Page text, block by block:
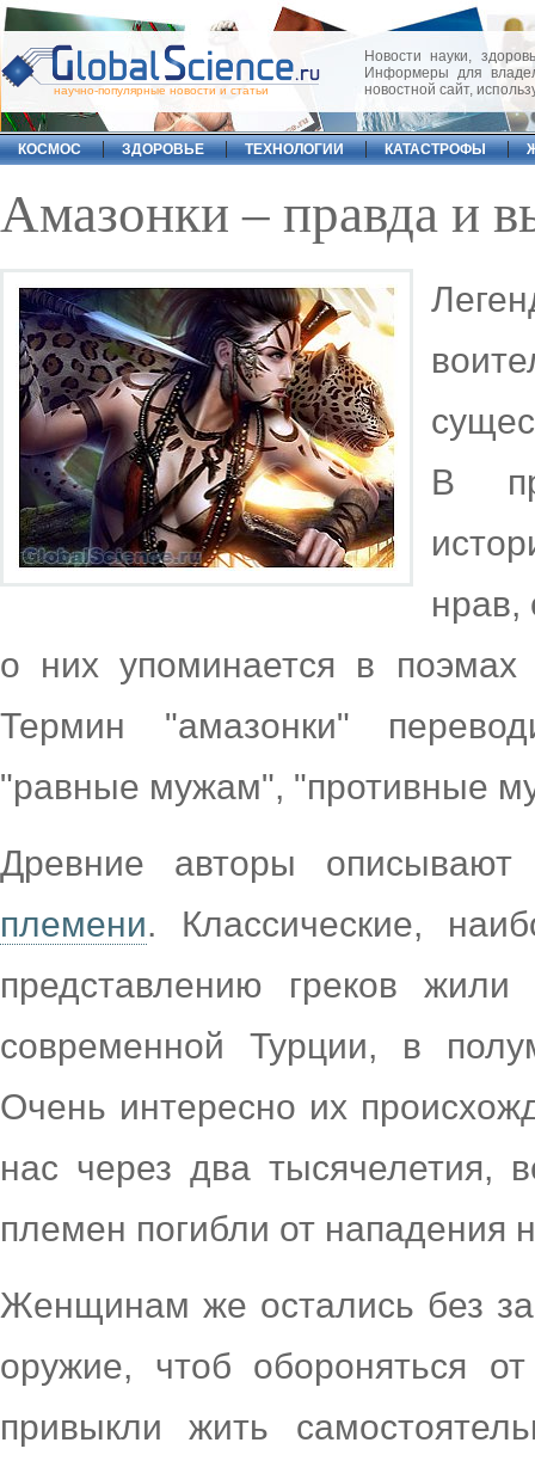
научно-популярные новости и статьи
Новости науки,
Информеры для
новостной сайт,
КОСМОС ЗДОРОВЬЕ ТЕХНОЛОГИИ КАТАСТРОФЫ
Амазонки – правда и
В
нрав,
о них упоминается в
Термин "амазонки"
"равные мужам", "противные
Древние авторы
племени. Классические,
представлению греков
современной Турции, в
Очень интересно их
нас через два тысячелетия,
племен погибли от нападения
Женщинам же остались без
оружие, чтоб обороняться
привыкли жить